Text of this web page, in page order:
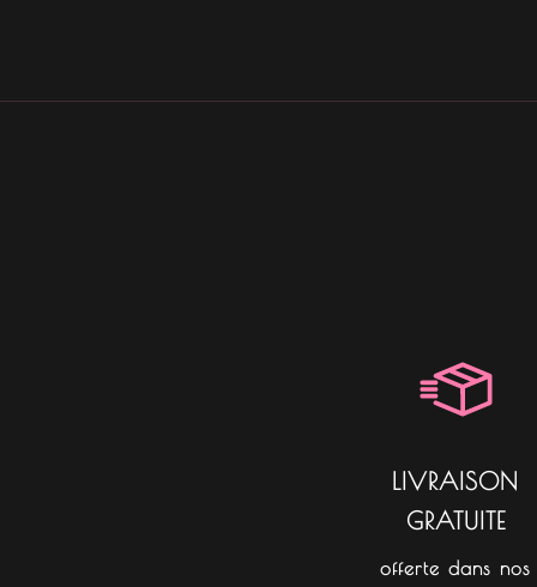
LIVRAISON
GRATUITE
offerte dans nos